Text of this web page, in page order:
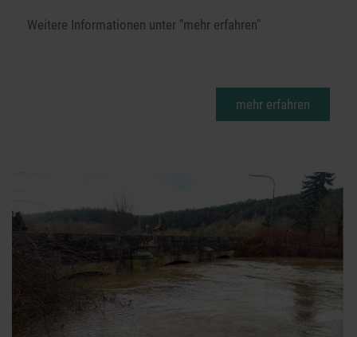
Weitere Informationen unter "mehr erfahren"
mehr erfahren